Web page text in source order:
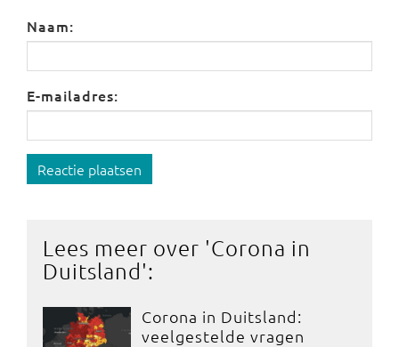
Naam:
E-mailadres:
Reactie plaatsen
Lees meer over 'Corona in
Duitsland':
Corona in Duitsland:
veelgestelde vragen